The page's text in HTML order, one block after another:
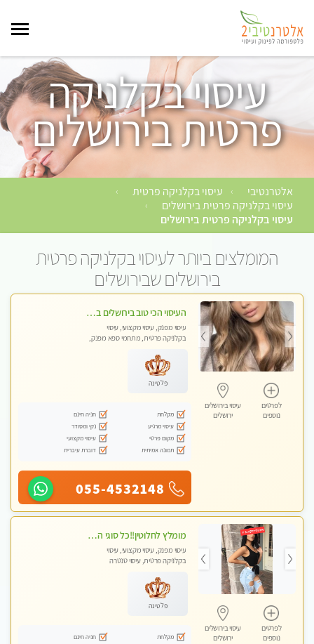
עיסוי בקלניקה
פרטית בירושלים
אלטרנטיבי › עיסוי בקלניקה פרטית ›
עיסוי בקלניקה פרטית בירושלים ›
עיסוי בקלניקה פרטית בירושלים
המומלצים ביותר לעיסוי בקלניקה פרטית
בירושלים שבירושלים
לפרטים
נוספים
עיסוי בירושלים
ירושלים
העיסוי הכי טוב בירושלים במרכז ירושלים GREEN -SPA מפנק מקצועי ומשחרר
עיסוי מפנק, עיסוי מקצועי, עיסוי
בקלניקה פרטית, מתחמי ספא מפנק,
פלטינה
מקלחת
חניה חינם
עיסוי מרגיע
נקי ומסודר
מקום פרטי
עיסוי מקצועי
תמונה אמיתית
דוברת עיברית
055-4532148
לפרטים
נוספים
עיסוי בירושלים
ירושלים
מומלץ לחלוטין!!כל סוגי העיסויים מעסה מקצועית ואיכותית פרטי!!!
עיסוי מפנק, עיסוי מקצועי, עיסוי
בקלניקה פרטית, עיסוי טנטרה
פלטינה
מקלחת
חניה חינם